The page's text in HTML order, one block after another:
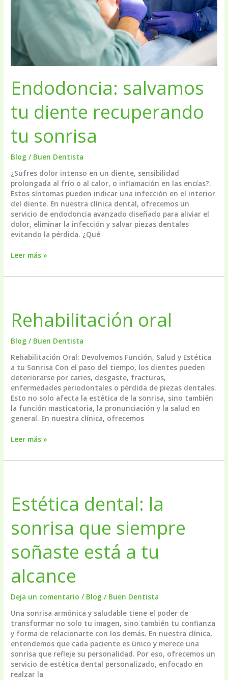
Endodoncia: salvamos
tu diente recuperando
tu sonrisa
Blog / Buen Dentista
¿Sufres dolor intenso en un diente, sensibilidad
prolongada al frío o al calor, o inflamación en las encías?.
Estos síntomas pueden indicar una infección en el interior
del diente. En nuestra clínica dental, ofrecemos un
servicio de endodoncia avanzado diseñado para aliviar el
dolor, eliminar la infección y salvar piezas dentales
evitando la pérdida. ¿Qué
Endodoncia:
tu
sonrisa
Leer más »
Rehabilitación oral
Blog / Buen Dentista
Rehabilitación Oral: Devolvemos Función, Salud y Estética
a tu Sonrisa Con el paso del tiempo, los dientes pueden
deteriorarse por caries, desgaste, fracturas,
enfermedades periodontales o pérdida de piezas dentales.
Esto no solo afecta la estética de la sonrisa, sino también
la función masticatoria, la pronunciación y la salud en
general. En nuestra clínica, ofrecemos
Rehabilitación
Leer más »
Estética dental: la
sonrisa que siempre
soñaste está a tu
alcance
Deja un comentario / Blog / Buen Dentista
Una sonrisa armónica y saludable tiene el poder de
transformar no solo tu imagen, sino también tu confianza
y forma de relacionarte con los demás. En nuestra clínica,
entendemos que cada paciente es único y merece una
sonrisa que refleje su personalidad. Por eso, ofrecemos un
servicio de estética dental personalizado, enfocado en
realzar la